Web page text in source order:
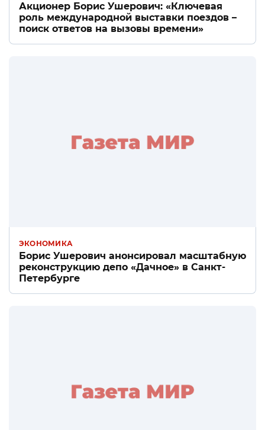
Акционер Борис Ушерович: «Ключевая
роль международной выставки поездов –
поиск ответов на вызовы времени»
ЭКОНОМИКА
Борис Ушерович анонсировал масштабную
реконструкцию депо «Дачное» в Санкт-
Петербурге